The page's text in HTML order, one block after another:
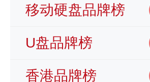
移动硬盘品牌榜
U盘品牌榜
香港品牌榜